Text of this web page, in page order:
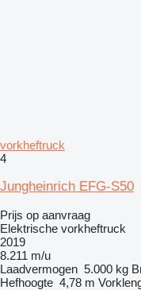
vorkheftruck
4
Jungheinrich EFG-S50
Prijs op aanvraag
Elektrische vorkheftruck
2019
8.211 m/u
Laadvermogen 5.000 kg
Hefhoogte 4,78 m